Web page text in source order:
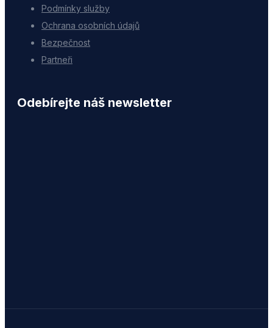
Podmínky služby
Ochrana osobních údajů
Bezpečnost
Partneři
Odebírejte náš newsletter